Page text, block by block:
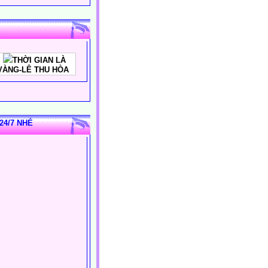
THỜI GIAN LÀ
LÊ THU HÒA
7 NHÉ